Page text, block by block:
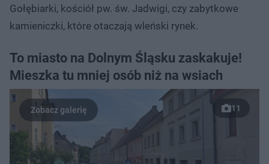
Gołębiarki, kościół pw. św. Jadwigi, czy zabytkowe
kamieniczki, które otaczają wleński rynek.
To miasto na Dolnym Śląsku zaskakuje!
Mieszka tu mniej osób niż na wsiach
11